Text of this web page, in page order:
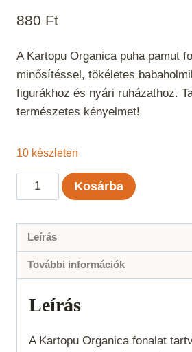
880 Ft
A Kartopu Organica puha pamut
minősítéssel, tökéletes
figurákhoz és nyári ruházathoz.
természetes kényelmet!
10 készleten
Kartopu
Organica
Krém
025
Kosárba
Leírás
További információk
Leírás
A Kartopu Organica fonalat